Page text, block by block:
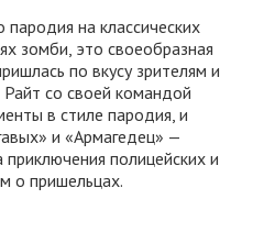
на классических
зомби, это своеобразная
по вкусу зрителям и
со своей командой
в стиле пародия, и
и «Армагедец» —
полицейских и
о пришельцах.